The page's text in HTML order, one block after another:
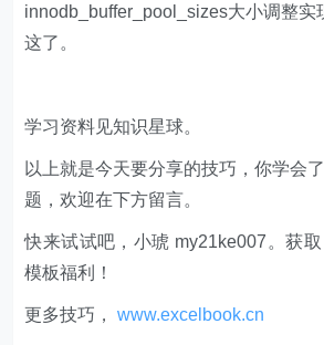
innodb_buffer_pool_sizes大小调整实
这了。
学习资料见知识星球。
以上就是今天要分享的技巧，你学会
题，欢迎在下方留言。
快来试试吧，小琥 my21ke007。获
模板福利​​​​！
更多技巧，www.excelbook.cn